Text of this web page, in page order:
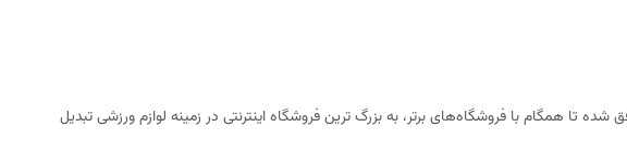
تا همگام با فروشگاه‌های برتر، به بزرگ ترین فروشگاه اینترنتی در زمینه لوازم ورزشی تبدیل